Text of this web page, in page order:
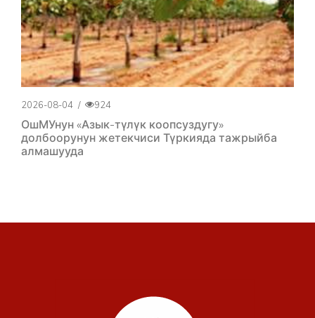
2026-08-04 / 924
ОшМУнун «Азык-түлүк коопсуздугу»
долбоорунун жетекчиси Түркияда тажрыйба
алмашууда